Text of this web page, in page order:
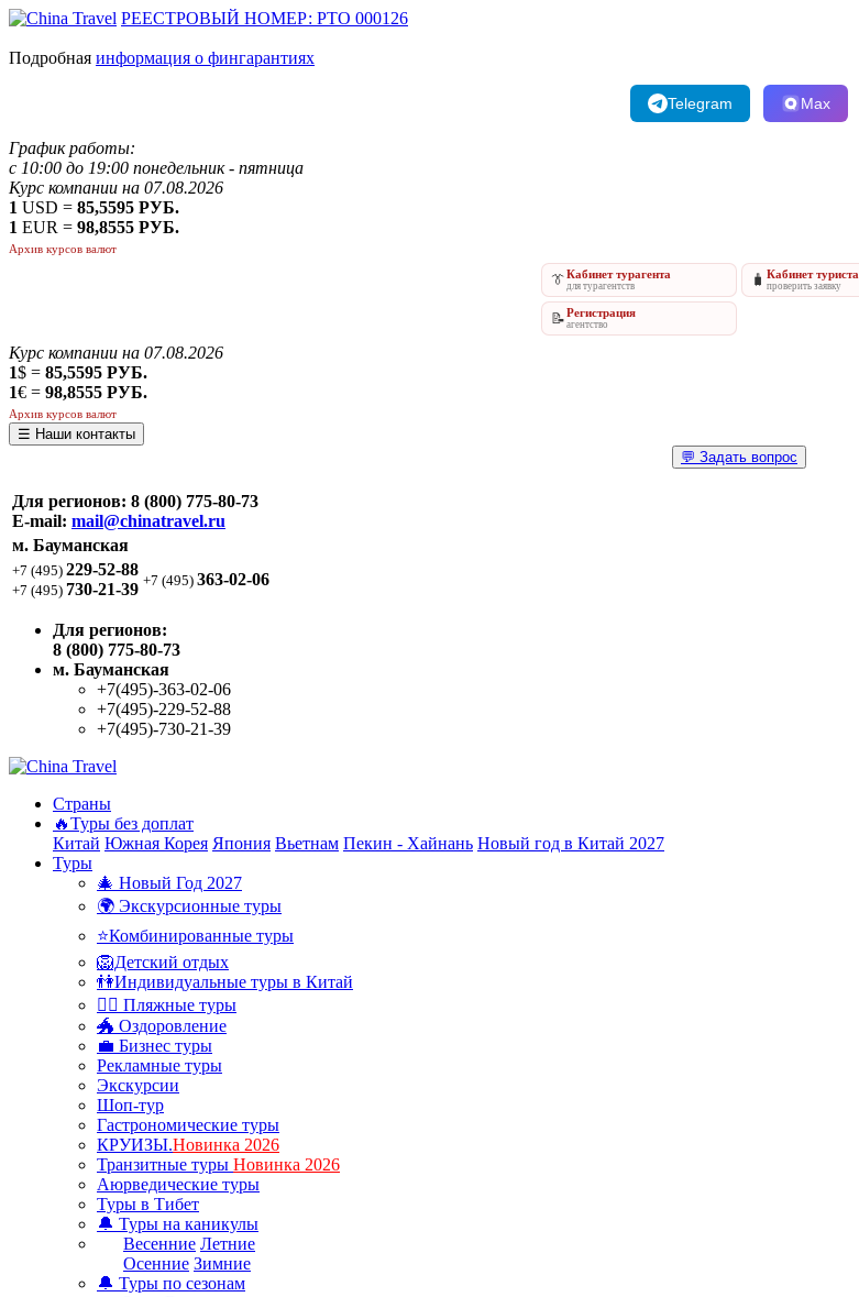
РЕЕСТРОВЫЙ НОМЕР: РТО 000126
Подробная информация о фингарантиях
Telegram Max
График работы:
с 10:00 до 19:00 понедельник - пятница
Курс компании на 07.08.2026
1 USD = 85,5595 РУБ.
1 EUR = 98,8555 РУБ.
Архив курсов валют
👔Кабинет турагента
для турагентств 🧳 Кабинет туриста
проверить заявку
📝Регистрация
агентство
Курс компании на 07.08.2026
1$ = 85,5595 РУБ.
1€ = 98,8555 РУБ.
Архив курсов валют
☰ Наши контакты
💬 Задать вопрос
Для регионов: 8 (800) 775-80-73
E-mail: mail@chinatravel.ru
м. Бауманская
+7 (495) 229-52-88
+7 (495) 730-21-39 +7 (495) 363-02-06
Для регионов:
8 (800) 775-80-73
м. Бауманская
+7(495)-363-02-06
+7(495)-229-52-88
+7(495)-730-21-39
Страны
🔥Туры без доплат
Китай Южная Корея Япония Вьетнам Пекин - Хайнань Новый год в Китай 2027
Туры
🎄 Новый Год 2027
🌍 Экскурсионные туры
⭐Комбинированные туры
🦁Детский отдых
👫Индивидуальные туры в Китай
🏊‍♂ Пляжные туры
🐲 Оздоровление
💼 Бизнес туры
Рекламные туры
Экскурсии
Шоп-тур
Гастрономические туры
КРУИЗЫ.Новинка 2026
Транзитные туры Новинка 2026
Аюрведические туры
Туры в Тибет
🔔 Туры на каникулы
Весенние Летние
Осенние Зимние
🔔 Туры по сезонам